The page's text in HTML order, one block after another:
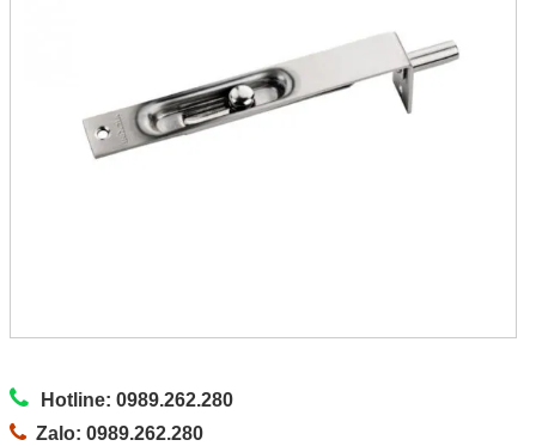
Hotline: 0989.262.280
Zalo: 0989.262.280